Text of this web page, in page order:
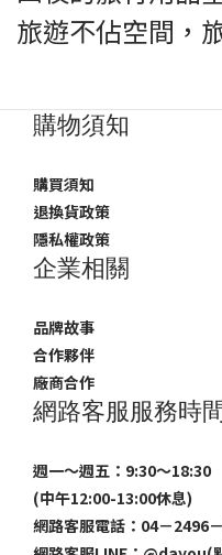
旅遊不佔空間，
購物須知
購買須知
退換貨政策
隱私權政策
企業相關
品牌故事
合作夥伴
廠商合作
網路客服服務時
週一～週五：9:30～18:30
(中午12:00-13:00休息)
網路客服電話：04－2496